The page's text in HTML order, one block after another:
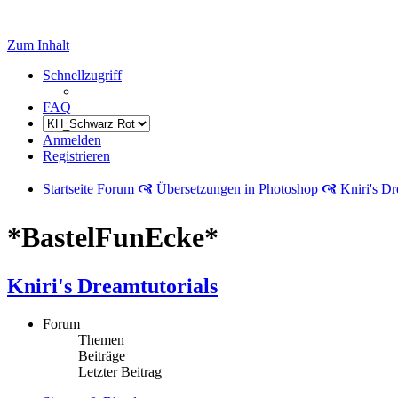
Zum Inhalt
Schnellzugriff
FAQ
Anmelden
Registrieren
Startseite Forum 🙧 Übersetzungen in Photoshop 🙧 Kniri's
*BastelFunEcke*
Kniri's Dreamtutorials
Forum
Themen
Beiträge
Letzter Beitrag